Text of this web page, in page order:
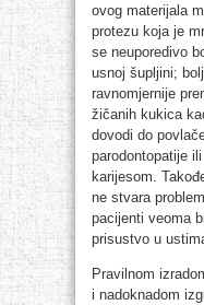
ovog materijala
protezu koja je
se neuporedivo
usnoj šupljini;
ravnomjernije
žičanih kukica
dovodi do
parodontopatije
karijesom.
ne stvara
pacijenti veoma
prisustvo u
Pravilnom
i nadoknadom